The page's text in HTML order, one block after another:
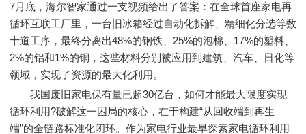
7月底，海尔智家通过一支视频给出了答案：在全球首座家电再
循环互联工厂里，一台旧冰箱经过自动化拆解、精细化分选等数
十道工序，最终分离出48%的钢铁、25%的泡棉、17%的塑料、
2%的铝和1%的铜，这些材料分别被应用到建筑、汽车、日化等
领域，实现了资源的最大化利用。
我国废旧家电保有量已超30亿台，如何才能最大限度实现
循环利用?破解这一困局的核心，在于构建“从回收端到再生
端”的全链路标准化闭环。作为家电行业最早探索家电循环利用